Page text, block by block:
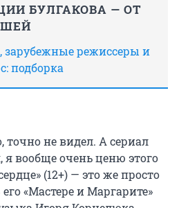
БУЛГАКОВА — ОТ
режиссеры и
подборка
не видел. А сериал
я вообще очень ценю этого
(12+) — это же просто
«Мастере и Маргарите»